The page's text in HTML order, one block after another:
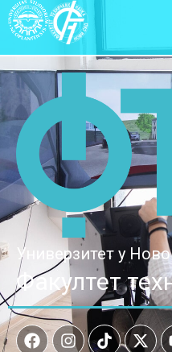
Универзитет у
Факултет